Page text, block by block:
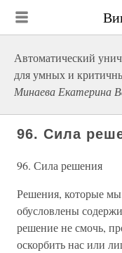
Автоматический
для умных и
Минаева Екатерина
96. Сила
96. Сила решения
Решения, которые
обусловлены
решение не смочь,
оскорбить нас или